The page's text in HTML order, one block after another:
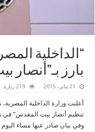
“الداخلية
بارز بـ”أنصار
21 يناير، 2015 219 زيارة
أعلنت وزارة الداخلية المصرية،
تنظيم أنصار بيت المقدس” في
وفي بيان صادر عنها مساء